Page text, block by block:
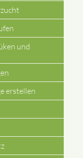
und
erstellen